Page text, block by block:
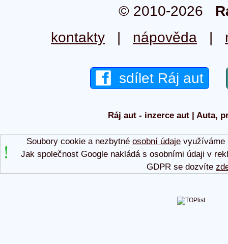
© 2010-2026
kontakty | nápověda |
sdílet Ráj aut
Ráj aut - inzerce aut | Auta,
Soubory cookie a nezbytné osobní údajevyužíváme
Jak společnost Google nakládá s osobními údaji v
GDPR se dozvíte